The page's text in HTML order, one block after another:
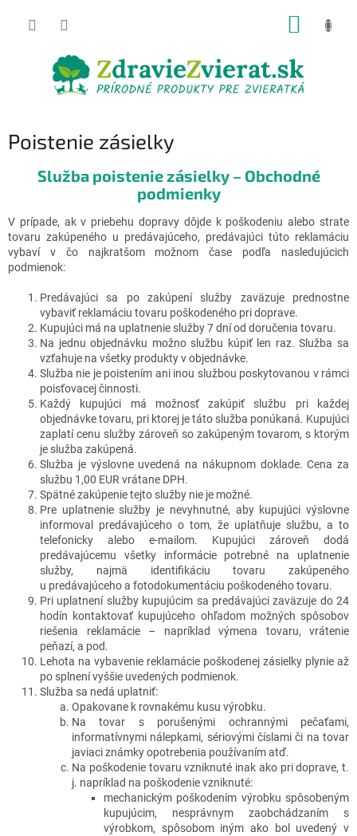
Poistenie zásielky
Služba poistenie zásielky – Obchodné
podmienky
V prípade, ak v priebehu dopravy dôjde k poškodeniu alebo strate
tovaru zakúpeného u predávajúceho, predávajúci túto reklamáciu
vybaví v čo najkratšom možnom čase podľa nasledujúcich
podmienok:
Predávajúci sa po zakúpení služby zaväzuje prednostne
vybaviť reklamáciu tovaru poškodeného pri doprave.
Kupujúci má na uplatnenie služby 7 dní od doručenia tovaru.
Na jednu objednávku možno službu kúpiť len raz. Služba sa
vzťahuje na všetky produkty v objednávke.
Služba nie je poistením ani inou službou poskytovanou v rámci
poisťovacej činnosti.
Každý kupujúci má možnosť zakúpiť službu pri každej
objednávke tovaru, pri ktorej je táto služba ponúkaná. Kupujúci
zaplatí cenu služby zároveň so zakúpeným tovarom, s ktorým
je služba zakúpená.
Služba je výslovne uvedená na nákupnom doklade. Cena za
službu 1,00 EUR vrátane DPH.
Spätné zakúpenie tejto služby nie je možné.
Pre uplatnenie služby je nevyhnutné, aby kupujúci výslovne
informoval predávajúceho o tom, že uplatňuje službu, a to
telefonicky alebo e-mailom. Kupujúci zároveň dodá
predávajúcemu všetky informácie potrebné na uplatnenie
služby, najmä identifikáciu tovaru zakúpeného
u predávajúceho a fotodokumentáciu poškodeného tovaru.
Pri uplatnení služby kupujúcim sa predávajúci zaväzuje do 24
hodín kontaktovať kupujúceho ohľadom možných spôsobov
riešenia reklamácie – napríklad výmena tovaru, vrátenie
peňazí, a pod.
Lehota na vybavenie reklamácie poškodenej zásielky plynie až
po splnení vyššie uvedených podmienok.
Služba sa nedá uplatniť:
Opakovane k rovnakému kusu výrobku.
Na tovar s porušenými ochrannými pečaťami,
informatívnymi nálepkami, sériovými číslami či na tovar
javiaci známky opotrebenia používaním atď.
Na poškodenie tovaru vzniknuté inak ako pri doprave, t.
j. napríklad na poškodenie vzniknuté:
mechanickým poškodením výrobku spôsobeným
kupujúcim, nesprávnym zaobchádzaním s
výrobkom, spôsobom iným ako bol uvedený v